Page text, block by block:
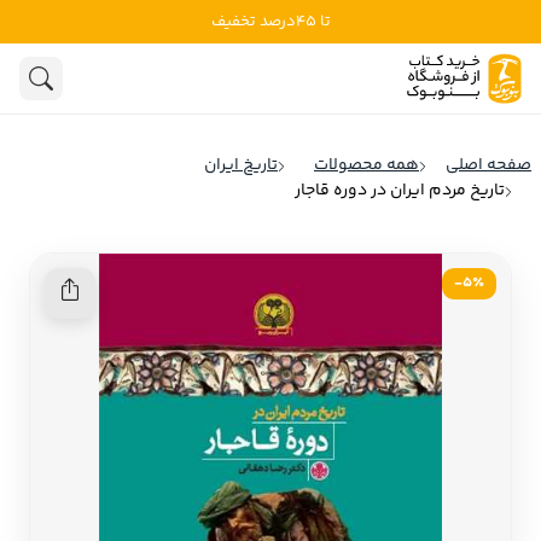
تا 45درصد تخفیف
ادبیات
روانشناسی
تاریخ و سیاست
کودک و نوجوان
ادبیات آمریکا
ادبیات ایتالیا
ادبیات روسیه
ادبیات آمریکای لاتین
ادبیات آلمان
ادبیات ترکیه
ادبیات آسیا
صفحه اصلی همه محصولات
تاریخ ایران
تاریخ مردم ایران در دوره قاجار
5٪-